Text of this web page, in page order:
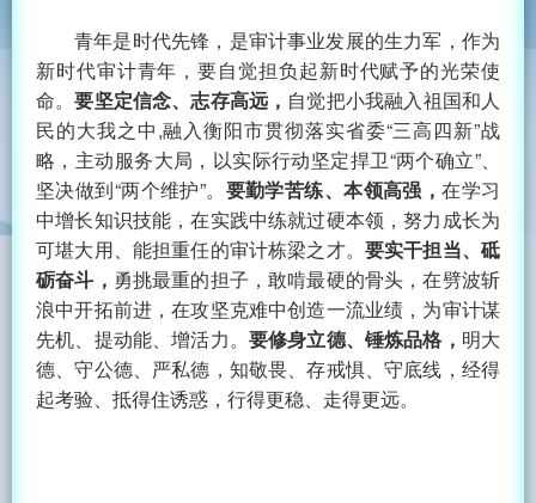
青年是时代先锋，是审计事业发展的生力军，作为
新时代审计青年，要自觉担负起新时代赋予的光荣使
命。要坚定信念、志存高远 ， 自觉把小我融入祖国和人
民的大我之中,融入衡阳市贯彻落实省委“三高四新”战
略，主动服务大局，以实际行动坚定捍卫“两个确立”、
坚决做到“两个维护”。 要勤学苦练、本领高强，在学习
中增长知识技能，在实践中练就过硬本领，努力成长为
可堪大用、能担重任的审计栋梁之才。 要实干担当、砥
砺奋斗， 勇挑最重的担子，敢啃最硬的骨头，在劈波斩
浪中开拓前进，在攻坚克难中创造一流业绩，为审计谋
先机、提动能、增活力。 要修身立德、锤炼品格， 明大
德、守公德、严私德，知敬畏、存戒惧、守底线，经得
起考验、抵得住诱惑，行得更稳、走得更远。